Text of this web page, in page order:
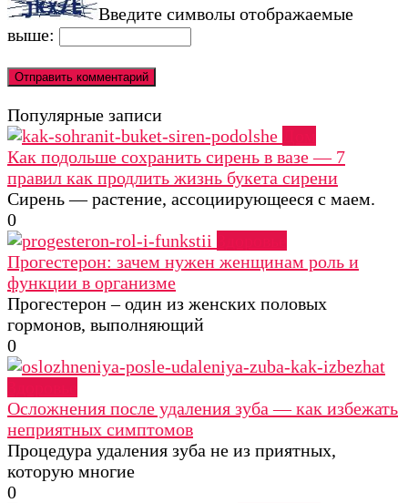
Введите символы отображаемые
выше:
Популярные записи
Как подольше сохранить сирень в вазе — 7
правил как продлить жизнь букета сирени
Сирень — растение, ассоциирующееся с маем.
0
Прогестерон: зачем нужен женщинам роль и
функции в организме
Прогестерон – один из женских половых
гормонов, выполняющий
0
Осложнения после удаления зуба — как избежать
неприятных симптомов
Процедура удаления зуба не из приятных,
которую многие
0